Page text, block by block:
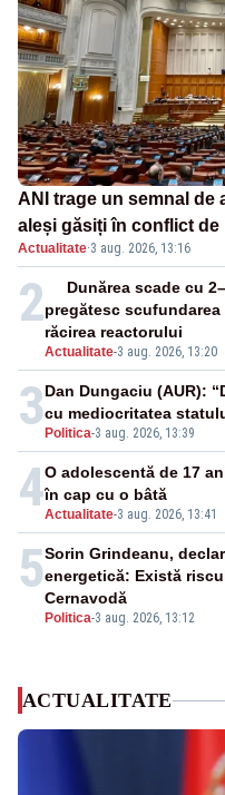
ANI trage un semnal de
aleși găsiți în conflict
Actualitate·3 aug. 2026, 13:16
2
Actualitate-3 aug. 2026, 13:20
Dunărea scade cu
pregătesc
răcirea reactorului
3 Politica-3 aug. 2026, 13:39
Dan Dungaciu (AUR):
cu mediocritatea
4Actualitate-3 aug. 2026, 13:41
O adolescentă de 17
în cap cu o bâtă
5
Politica-3 aug. 2026, 13:12
Sorin Grindeanu,
energetică: Există
Cernavodă
ACTUALITATE